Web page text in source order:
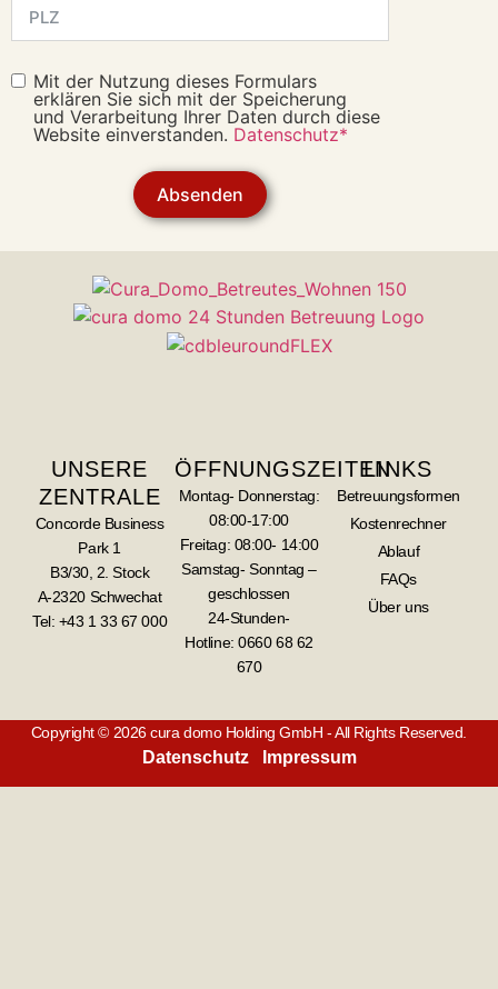
Mit der Nutzung dieses Formulars
erklären Sie sich mit der Speicherung
und Verarbeitung Ihrer Daten durch diese
Website einverstanden. Datenschutz*
Absenden
UNSERE
ZENTRALE
Concorde Business
Park 1
B3/30, 2. Stock
A-2320 Schwechat
Tel: +43 1 33 67 000
ÖFFNUNGSZEITEN
Montag- Donnerstag:
08:00-17:00
Freitag: 08:00- 14:00
Samstag- Sonntag –
geschlossen
24-Stunden-
Hotline: 0660 68 62
670
LINKS
Betreuungsformen
Kostenrechner
Ablauf
FAQs
Über uns
Copyright © 2026 cura domo Holding GmbH - All Rights Reserved.
Datenschutz Impressum